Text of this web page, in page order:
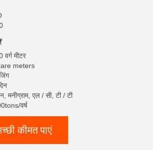
मीटर
meters
मनीग्राम, एल / सी, टी / टी
वर्ष
कीमत पाएं